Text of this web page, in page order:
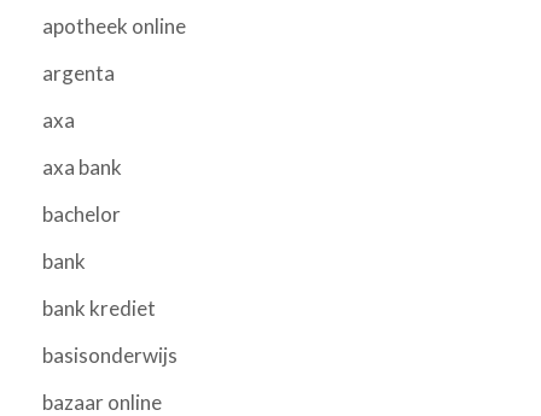
apotheek online
argenta
axa
axa bank
bachelor
bank
bank krediet
basisonderwijs
bazaar online